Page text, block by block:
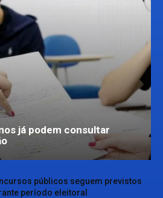
já podem consultar
públicos seguem previstos
período eleitoral